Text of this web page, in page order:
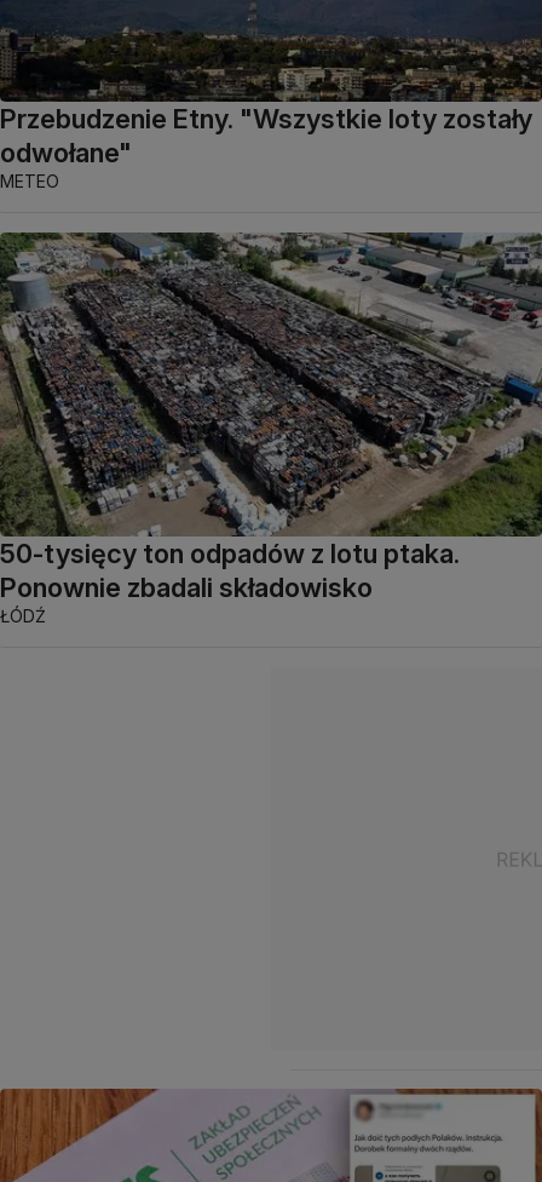
Przebudzenie Etny. "Wszystkie loty zostały
odwołane"
METEO
50-tysięcy ton odpadów z lotu ptaka.
Ponownie zbadali składowisko
ŁÓDŹ